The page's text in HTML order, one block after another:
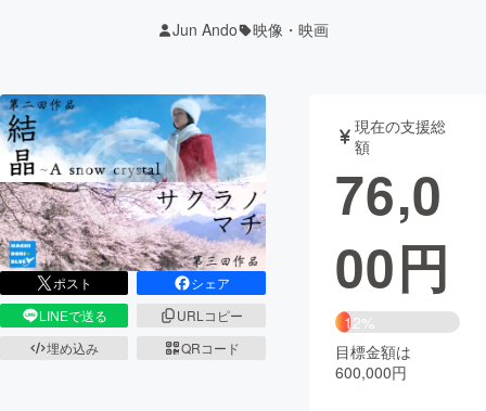
アート・写真
テクノロジー・ガジェット
映像・映画
ビジネス・起業 チャレンジ
まちづくり・地域活性化
CAMPFIRE for Social Good
CAMPFIRE Creation
コミュニティ
Jun Ando 映像・映画
ポスト
シェア
LINEで送る
URLコピー
埋め込み
QRコード
現在の支援総
額
76,0
00円
12%
目標金額は
600,000円